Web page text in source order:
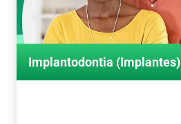
Implantodontia (Implantes)